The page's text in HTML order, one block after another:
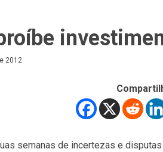
2012
semanas de incertezas e